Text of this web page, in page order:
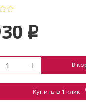
p
+ В
Купить в 1 клик